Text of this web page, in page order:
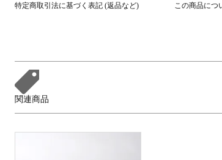
特定商取引法に基づく表記 (返品など) この商品につ
関連商品